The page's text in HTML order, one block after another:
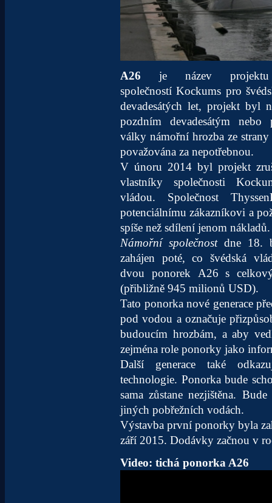
A26 je název projektu
společností Kockums pro
devadesátých let, projekt byl
pozdním devadesátým
války námořní hrozba ze
považována za nepotřebnou.
V únoru 2014 byl projekt
vlastníky společnosti
vládou. Společnost
potenciálnímu zákazníkovi a
spíše než sdílení jenom
Námořní společnostdne 18.
zahájen poté, co švédská
dvou ponorek A26 s
(přibližně 945 milionů USD).
Tato ponorka nové generace
pod vodou a označuje
budoucím hrozbám, a aby
zejména role ponorky jako
Další generace také
technologie. Ponorka bude
sama zůstane nezjištěna.
jiných pobřežních vodách.
Výstavba první ponorky byla
září 2015. Dodávky začnou v
Video: tichá ponorka A26